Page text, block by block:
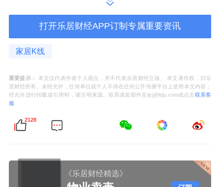
此外，谢建勇、谢建强、谢建平还分别直接持
有浙江永强6.21%、5.03%、4.5%股权，四人
通过直接和间接持股，合计持股比例接近
从财务影响来看，这笔近亿元的补偿款，对浙
江永强的业绩影响不小。2024年，该公司营收
打开乐居财经APP订制专属重要资讯
家居K线
重要提示：
本文仅代表作者个人观点，并不代表乐居财经立场。 本文著作权，归乐
居财经所有。未经允许，任何单位或个人不得在任何公开传播平台上使用本文内容；
经允许进行转载或引用时，请注明来源。联系请发邮件至ljcj@leju.com或点击联系客
服
2128
《乐居财经精选》